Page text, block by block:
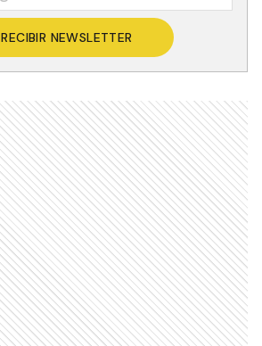
RECIBIR NEWSLETTER